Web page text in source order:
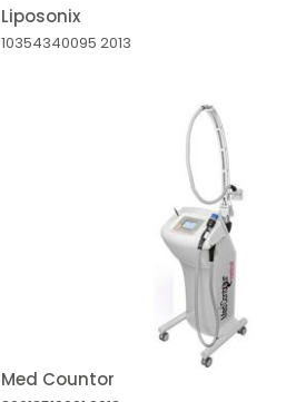
Liposonix
10354340095 2013
Med Countor